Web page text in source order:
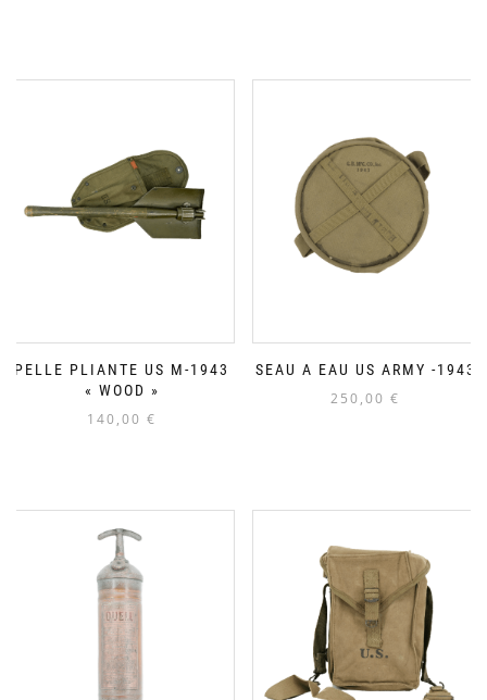
PELLE PLIANTE US M-1943
« WOOD »
140,00 €
SEAU A EAU US ARMY -1943
250,00 €